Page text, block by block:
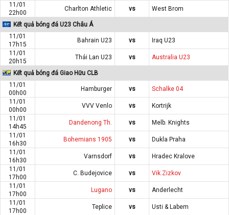
11/01
22h00
Charlton Athletic vs West Brom
Kết quả bóng đá U23 Châu Á
11/01
17h15
Bahrain U23 vs
Iraq U23
11/01
20h15
Thái Lan U23 vs Australia U23
Kết quả bóng đá Giao Hữu CLB
11/01
00h00
Hamburger vs
Schalke 04
11/01
00h00
VVV Venlo vs
Kortrijk
11/01
14h45
Dandenong Th. vs
Melb. Knights
11/01
16h30
Bohemians 1905 vs
Dukla Praha
11/01
16h30
Varnsdorf vs
Hradec Kralove
11/01
17h00
C. Budejovice vs
Vik.Zizkov
11/01
17h00
Lugano vs
Anderlecht
11/01
17h00
Teplice vs
Usti & Labem